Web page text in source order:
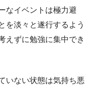
なイベントは極力避
を淡々と遂行するよう
えずに勉強に集中でき
いない状態は気持ち悪